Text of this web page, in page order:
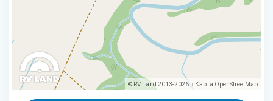
© RV Land 2013-2026 | Карта OpenStreetMap